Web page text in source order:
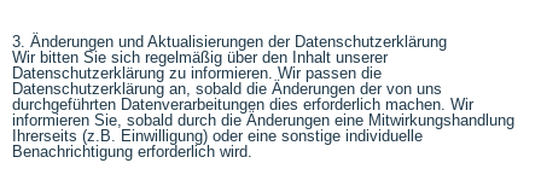
3. Änderungen und Aktualisierungen der Datenschutzerklärung
Wir bitten Sie sich regelmäßig über den Inhalt unserer
Datenschutzerklärung zu informieren. Wir passen die
Datenschutzerklärung an, sobald die Änderungen der von uns
durchgeführten Datenverarbeitungen dies erforderlich machen. Wir
informieren Sie, sobald durch die Änderungen eine Mitwirkungshandlung
Ihrerseits (z.B. Einwilligung) oder eine sonstige individuelle
Benachrichtigung erforderlich wird.